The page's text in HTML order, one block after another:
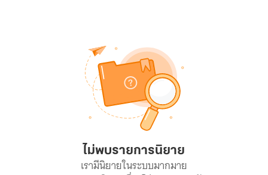
ไม่พบรายการนิยาย
เรามีนิยายในระบบมากมาย